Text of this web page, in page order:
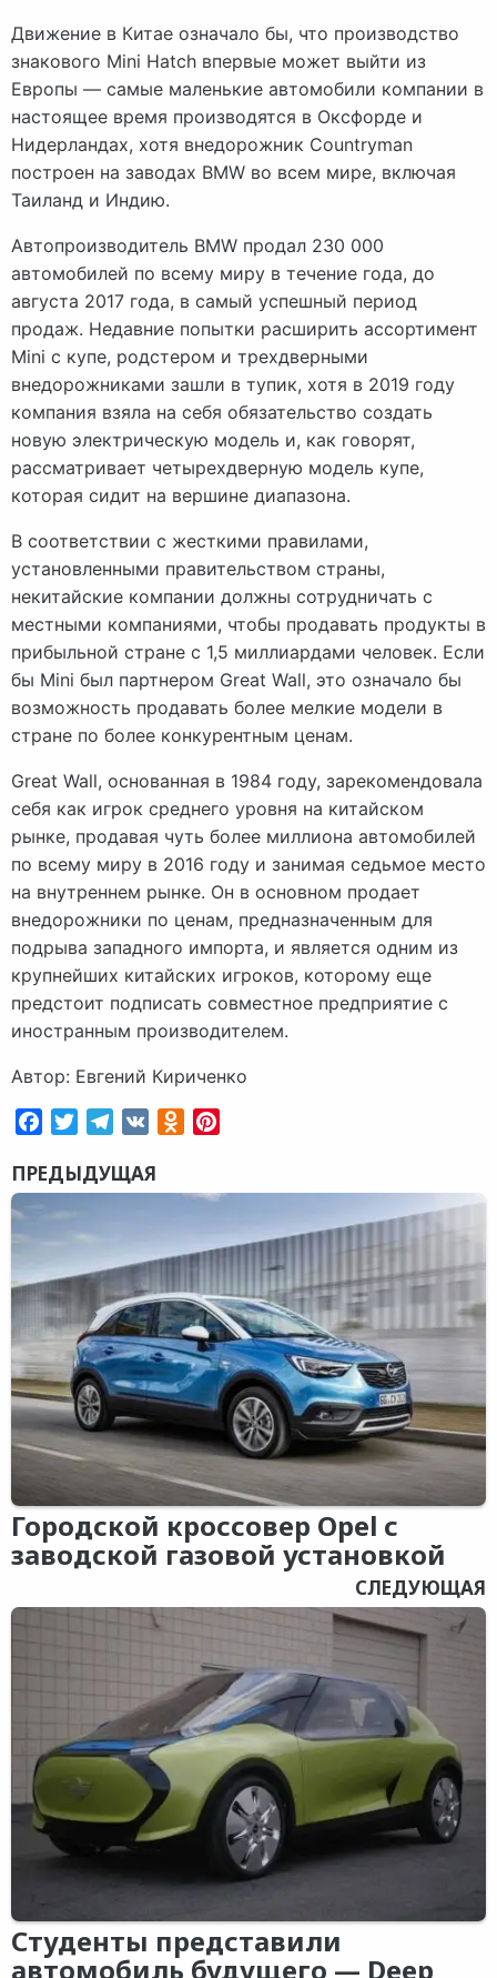
Движение в Китае означало бы, что производство
знакового Mini Hatch впервые может выйти из
Европы — самые маленькие автомобили компании в
настоящее время производятся в Оксфорде и
Нидерландах, хотя внедорожник Countryman
построен на заводах BMW во всем мире, включая
Таиланд и Индию.
Автопроизводитель BMW продал 230 000
автомобилей по всему миру в течение года, до
августа 2017 года, в самый успешный период
продаж. Недавние попытки расширить ассортимент
Mini с купе, родстером и трехдверными
внедорожниками зашли в тупик, хотя в 2019 году
компания взяла на себя обязательство создать
новую электрическую модель и, как говорят,
рассматривает четырехдверную модель купе,
которая сидит на вершине диапазона.
В соответствии с жесткими правилами,
установленными правительством страны,
некитайские компании должны сотрудничать с
местными компаниями, чтобы продавать продукты в
прибыльной стране с 1,5 миллиардами человек. Если
бы Mini был партнером Great Wall, это означало бы
возможность продавать более мелкие модели в
стране по более конкурентным ценам.
Great Wall, основанная в 1984 году, зарекомендовала
себя как игрок среднего уровня на китайском
рынке, продавая чуть более миллиона автомобилей
по всему миру в 2016 году и занимая седьмое место
на внутреннем рынке. Он в основном продает
внедорожники по ценам, предназначенным для
подрыва западного импорта, и является одним из
крупнейших китайских игроков, которому еще
предстоит подписать совместное предприятие с
иностранным производителем.
Автор: Евгений Кириченко
FacebookTwitterTelegram
VK Odnoklassniki
ПРЕДЫДУЩАЯ
Городской кроссовер Opel с
заводской газовой установкой
СЛЕДУЮЩАЯ
Студенты представили
автомобиль будущего — Deep